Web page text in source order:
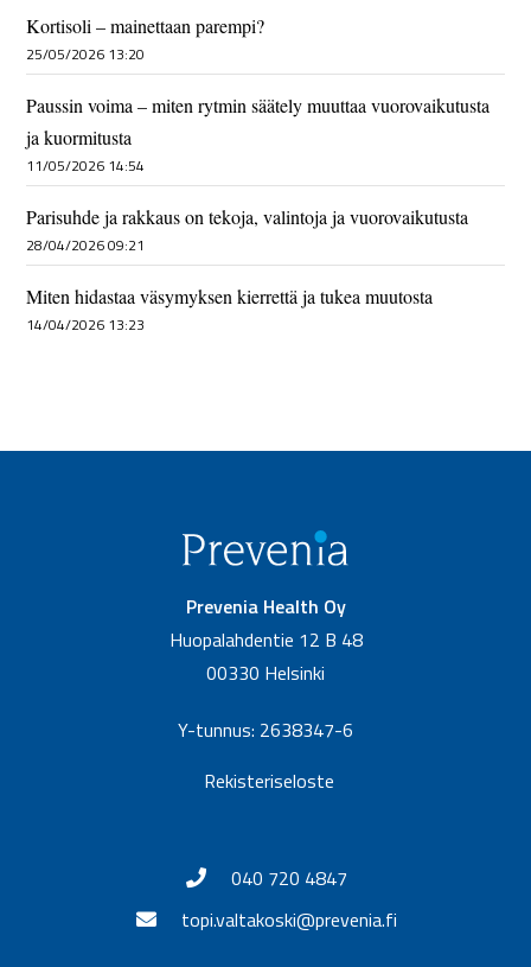
Kortisoli – mainettaan parempi?
25/05/2026 13:20
Paussin voima – miten rytmin säätely muuttaa vuorovaikutusta
ja kuormitusta
11/05/2026 14:54
Parisuhde ja rakkaus on tekoja, valintoja ja vuorovaikutusta
28/04/2026 09:21
Miten hidastaa väsymyksen kierrettä ja tukea muutosta
14/04/2026 13:23
Prevenia Health Oy
Huopalahdentie 12 B 48
00330 Helsinki
Y-tunnus: 2638347-6
Rekisteriseloste
040 720 4847
topi.valtakoski@prevenia.fi